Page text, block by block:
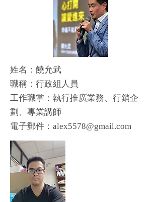
姓名：饒允武
​職稱：行政組人員
工作職掌：執行推廣業務、行銷企
劃、專業講師
​電子郵件： alex5578@gmail.com